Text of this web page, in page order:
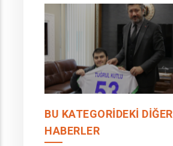
BU KATEGORIDEKI DIĞER
HABERLER